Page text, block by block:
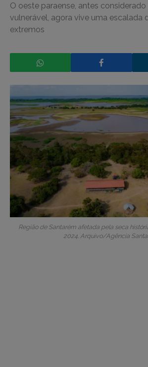
O oeste paraense, antes
vulnerável, agora vive uma escalada
extremos
Região de Santarém afetada pela seca
2024. Arquivo/Agência